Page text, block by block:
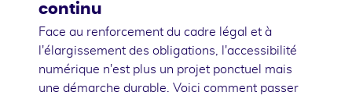
continu
Face au renforcement du cadre légal et à
l'élargissement des obligations, l'accessibilité
numérique n'est plus un projet ponctuel mais
une démarche durable. Voici comment passer